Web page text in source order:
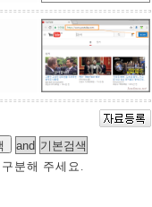
분해 주세요.